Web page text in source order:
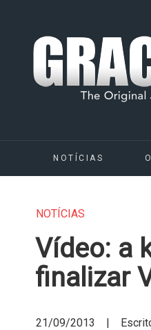
NOTÍCIAS
NOTÍCIAS
Vídeo: a
finalizar
21/09/2013 | Escrito